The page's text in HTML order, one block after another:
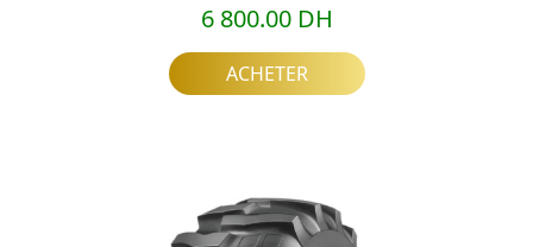
6 800.00 DH
ACHETER